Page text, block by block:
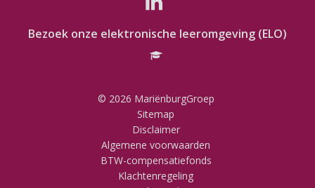
Bezoek onze elektronische leeromgeving (ELO)
© 2026 MariënburgGroep
Sitemap
Disclaimer
Algemene voorwaarden
BTW-compensatiefonds
Klachtenregeling